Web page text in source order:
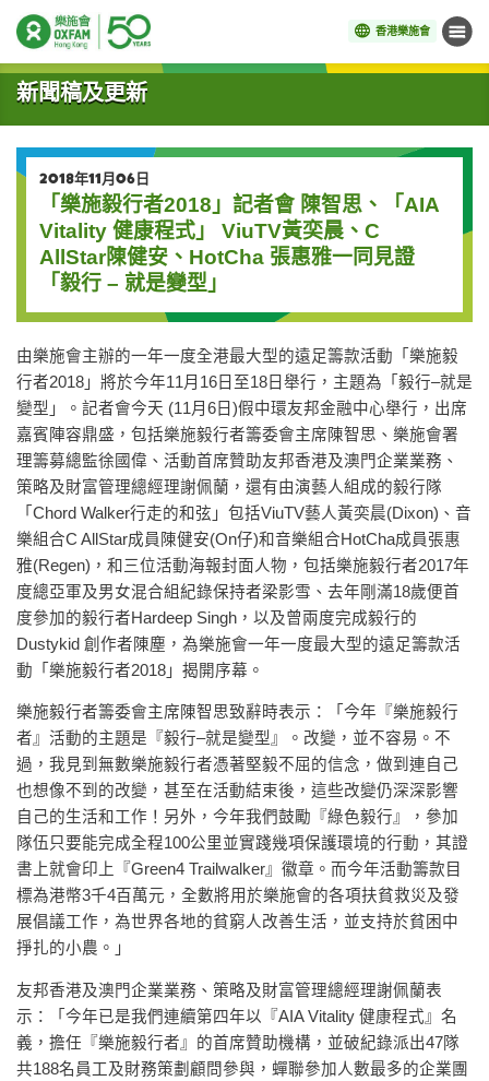
香港樂施會 目錄
開始主要內容
新聞稿及更新
2018年11月06日
「樂施毅行者2018」記者會 陳智思、「AIA
Vitality 健康程式」 ViuTV黃奕晨、C
AllStar陳健安、HotCha 張惠雅一同見證
「毅行 – 就是變型」
由樂施會主辦的一年一度全港最大型的遠足籌款活動「樂施毅
行者2018」將於今年11月16日至18日舉行，主題為「毅行–就是
變型」。記者會今天 (11月6日)假中環友邦金融中心舉行，出席
嘉賓陣容鼎盛，包括樂施毅行者籌委會主席陳智思、樂施會署
理籌募總監徐國偉、活動首席贊助友邦香港及澳門企業業務、
策略及財富管理總經理謝佩蘭，還有由演藝人組成的毅行隊
「Chord Walker行走的和弦」包括ViuTV藝人黃奕晨(Dixon)、音
樂組合C AllStar成員陳健安(On仔)和音樂組合HotCha成員張惠
雅(Regen)，和三位活動海報封面人物，包括樂施毅行者2017年
度總亞軍及男女混合組紀錄保持者梁影雪、去年剛滿18歲便首
度參加的毅行者Hardeep Singh，以及曾兩度完成毅行的
Dustykid 創作者陳塵，為樂施會一年一度最大型的遠足籌款活
動「樂施毅行者2018」揭開序幕。
樂施毅行者籌委會主席陳智思致辭時表示：「今年『樂施毅行
者』活動的主題是『毅行–就是變型』。改變，並不容易。不
過，我見到無數樂施毅行者憑著堅毅不屈的信念，做到連自己
也想像不到的改變，甚至在活動結束後，這些改變仍深深影響
自己的生活和工作！另外，今年我們鼓勵『綠色毅行』，參加
隊伍只要能完成全程100公里並實踐幾項保護環境的行動，其證
書上就會印上『Green4 Trailwalker』徽章。而今年活動籌款目
標為港幣3千4百萬元，全數將用於樂施會的各項扶貧救災及發
展倡議工作，為世界各地的貧窮人改善生活，並支持於貧困中
掙扎的小農。」
友邦香港及澳門企業業務、策略及財富管理總經理謝佩蘭表
示：「今年已是我們連續第四年以『AIA Vitality 健康程式』名
義，擔任『樂施毅行者』的首席贊助機構，並破紀錄派出47隊
共188名員工及財務策劃顧問參與，蟬聯參加人數最多的企業團